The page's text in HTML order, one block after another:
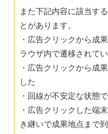
また下記内容に該当す
とがあります。
・広告クリックから成
ラウザ内で遷移されて
・広告クリックから成
した
・回線が不安定な状態
・広告クリックした端
き継いで成果地点まで